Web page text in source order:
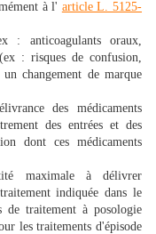
à l' article L. 5125-
: anticoagulants oraux,
: risques de confusion,
changement de marque
des médicaments
des entrées et des
dont ces médicaments
maximale à délivrer
indiquée dans le
de traitement à posologie
les traitements d'épisode